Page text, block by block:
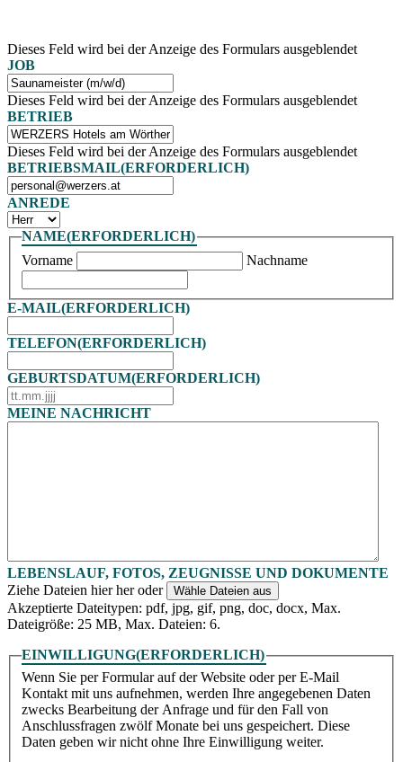
Dieses Feld wird bei der Anzeige des Formulars ausgeblendet
JOB
Dieses Feld wird bei der Anzeige des Formulars ausgeblendet
BETRIEB
Dieses Feld wird bei der Anzeige des Formulars ausgeblendet
BETRIEBSMAIL(ERFORDERLICH)
ANREDE
NAME(ERFORDERLICH)
Vorname
Nachname
E-MAIL(ERFORDERLICH)
TELEFON(ERFORDERLICH)
GEBURTSDATUM(ERFORDERLICH)
Punkt
MM
MEINE NACHRICHT
LEBENSLAUF, FOTOS, ZEUGNISSE UND DOKUMENTE
Ziehe Dateien hier her oder
Wähle Dateien aus
Akzeptierte Dateitypen: pdf, jpg, gif, png, doc, docx, Max.
Dateigröße: 25 MB, Max. Dateien: 6.
EINWILLIGUNG(ERFORDERLICH)
Wenn Sie per Formular auf der Website oder per E-Mail
Kontakt mit uns aufnehmen, werden Ihre angegebenen Daten
zwecks Bearbeitung der Anfrage und für den Fall von
Anschlussfragen zwölf Monate bei uns gespeichert. Diese
Daten geben wir nicht ohne Ihre Einwilligung weiter.